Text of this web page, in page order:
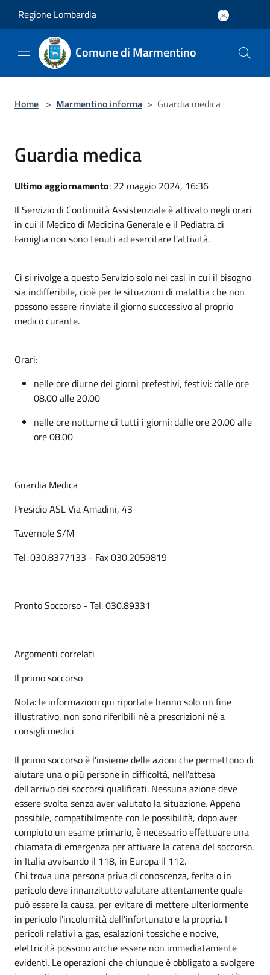
Regione Lombardia
Comune di Marmentino
Home > Marmentino informa > Guardia medica
Guardia medica
Ultimo aggiornamento: 22 maggio 2024, 16:36
Il Servizio di Continuità Assistenziale è attivato negli orari
in cui il Medico di Medicina Generale e il Pediatra di
Famiglia non sono tenuti ad esercitare l'attività.
Ci si rivolge a questo Servizio solo nei casi in cui il bisogno
sia indifferibile, cioè per le situazioni di malattia che non
possono essere rinviate il giorno successivo al proprio
medico curante.
Orari:
nelle ore diurne dei giorni prefestivi, festivi: dalle ore
08.00 alle 20.00
nelle ore notturne di tutti i giorni: dalle ore 20.00 alle
ore 08.00
Guardia Medica
Presidio ASL Via Amadini, 43
Tavernole S/M
Tel. 030.8377133 - Fax 030.2059819
Pronto Soccorso - Tel. 030.89331
Argomenti correlati
Il primo soccorso
Nota: le informazioni qui riportate hanno solo un fine
illustrativo, non sono riferibili né a prescrizioni né a
consigli medici
Il primo soccorso è l'insieme delle azioni che permettono di
aiutare una o più persone in difficoltà, nell'attesa
dell'arrivo dei soccorsi qualificati. Nessuna azione deve
essere svolta senza aver valutato la situazione. Appena
possibile, compatibilmente con le possibilità, dopo aver
compiuto un esame primario, è necessario effettuare una
chiamata di emergenza per attivare la catena del soccorso,
in Italia avvisando il 118, in Europa il 112.
Chi trova una persona priva di conoscenza, ferita o in
pericolo deve innanzitutto valutare attentamente quale
può essere la causa, per evitare di mettere ulteriormente
in pericolo l'incolumità dell'infortunato e la propria. I
pericoli relativi a gas, esalazioni tossiche e nocive,
elettricità possono anche essere non immediatamente
evidenti. Le operazioni che chiunque è obbligato a svolgere